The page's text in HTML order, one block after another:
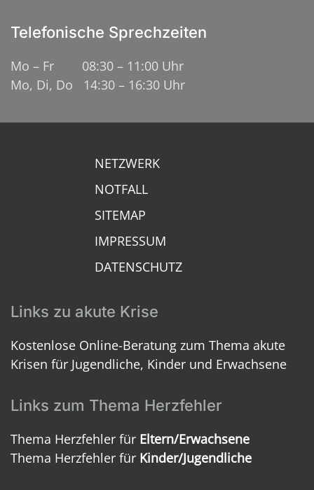
Telefonische Sprechzeiten
Mo – Fr 08:30 – 11:00 Uhr
Mo, Di, Do 14:30 – 16:30 Uhr
NETZWERK
NOTFALL
SITEMAP
IMPRESSUM
DATENSCHUTZ
Links zu akute Krise
Kostenlose Online-Beratung zum Thema akute
Krisen für Jugendliche, Kinder und Erwachsene
Links zum Thema Herzfehler
Thema Herzfehler für Eltern/Erwachsene
Thema Herzfehler für Kinder/Jugendliche